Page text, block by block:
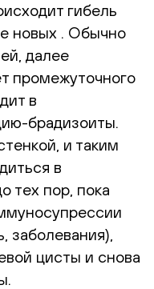
гибель
новых . Обычно
далее
промежуточного
в
брадизоиты.
и таким
в
тех пор, пока
заболевания),
цисты и снова